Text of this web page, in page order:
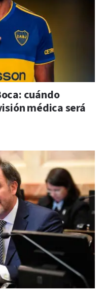
cuándo
médica será